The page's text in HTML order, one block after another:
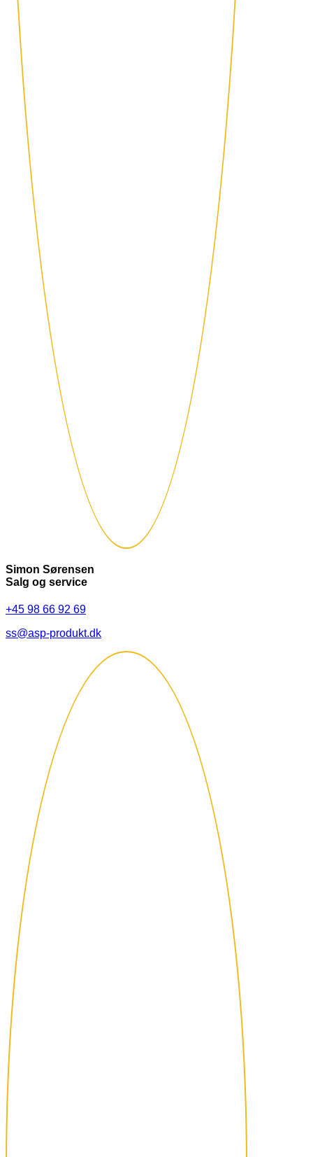
Simon Sørensen
Salg og service
+45 98 66 92 69
ss@asp-produkt.dk